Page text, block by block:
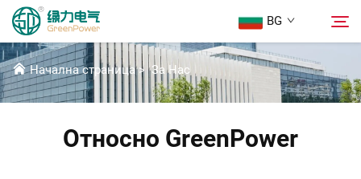
BG
Продукти
ЗА НАС
Начална страница>За Нас
Относно GreenPower